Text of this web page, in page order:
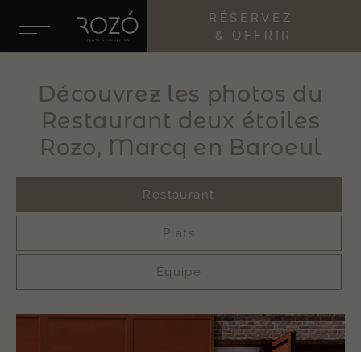
RÉSERVEZ
& OFFRIR
Découvrez les photos du
Restaurant deux étoiles
Rozo, Marcq en Baroeul
Restaurant
Plats
Équipe